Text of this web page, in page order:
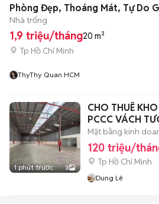
Phòng Đẹp, Thoáng Mát, Tự Do
Nhà trống
1,9 triệu/tháng20 m²
Tp Hồ Chí Minh
ThyThy Quan HCM
1 phút trước 3
CHO THUÊ
PCCC VÁCH
Mặt bằng kinh
120 triệu/
Tp Hồ Chí Minh
Dung Lê